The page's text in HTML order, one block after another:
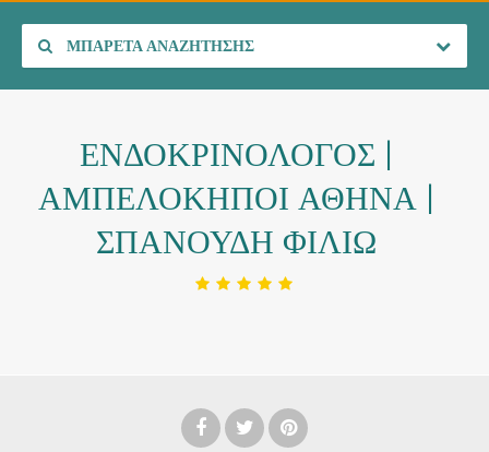
ΜΠΑΡΈΤΑ ΑΝΑΖΉΤΗΣΗΣ
ΕΝΔΟΚΡΙΝΟΛΟΓΟΣ |
ΑΜΠΕΛΟΚΗΠΟΙ ΑΘΗΝΑ |
ΣΠΑΝΟΥΔΗ ΦΙΛΙΩ